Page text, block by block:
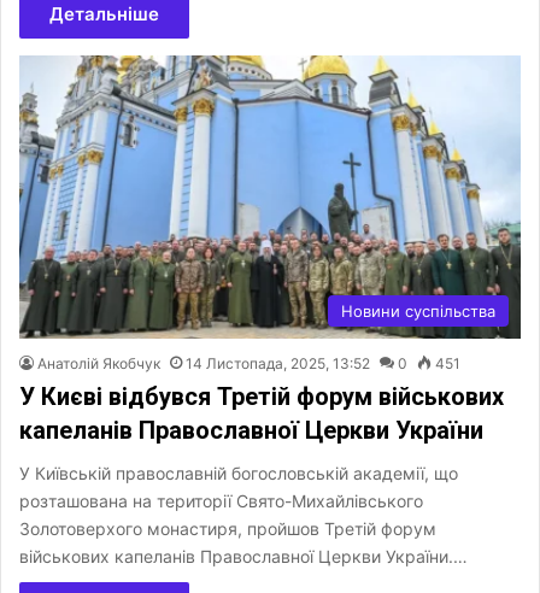
Детальніше
Новини суспільства
Анатолій Якобчук 14 Листопада, 2025, 13:52 0 451
У Києві відбувся Третій форум військових
капеланів Православної Церкви України
У Київській православній богословській академії, що
розташована на території Свято-Михайлівського
Золотоверхого монастиря, пройшов Третій форум
військових капеланів Православної Церкви України.…